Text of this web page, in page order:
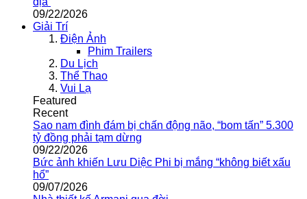
09/22/2026
Giải Trí
Điện Ảnh
Phim Trailers
Du Lịch
Thể Thao
Vui Lạ
Featured
Recent
Sao nam đình đám bị chấn động não, “bom tấn” 5.300
tỷ đồng phải tạm dừng
09/22/2026
Bức ảnh khiến Lưu Diệc Phi bị mắng “không biết xấu
hổ”
09/07/2026